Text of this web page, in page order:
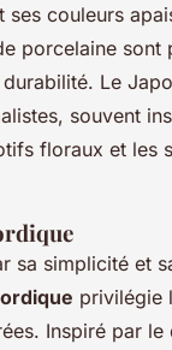
ses couleurs
porcelaine sont
Le
souvent
floraux et les
sa simplicité et
privilégie
Inspiré par le